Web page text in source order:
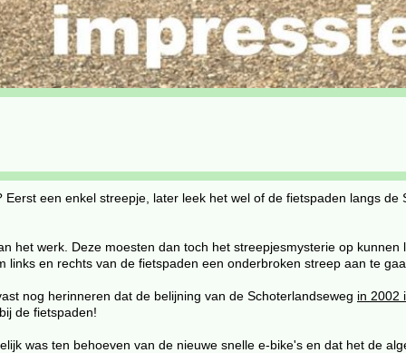
een enkel streepje, later leek het wel of de fietspaden langs
het werk. Deze moesten dan toch het streepjesmysterie op
en rechts van de fietspaden een onderbroken streep aan te
nog herinneren dat de belijning van de Schoterlandseweg in 2002
de fietspaden!
was ten behoeven van de nieuwe snelle e-bike's en dat het de